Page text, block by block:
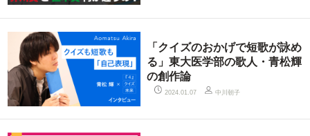
「クイズのおかげで短歌が詠め
る」東大医学部の歌人・青松輝
の創作論
2024.01.07 中川朝子